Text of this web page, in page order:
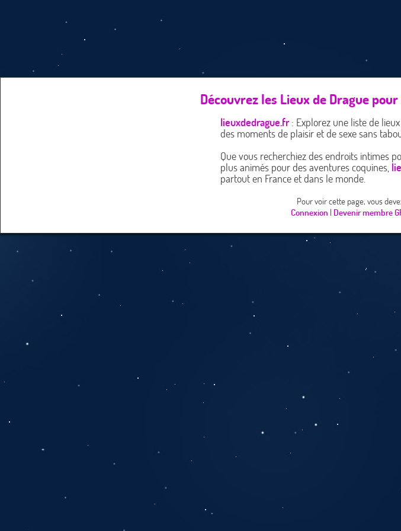
Découvrez les Lieux de Drague
lieuxdedrague.fr: Explorez une liste de
des moments de plaisir et de sexe sans
Que vous recherchiez des endroits intimes
plus animés pour des aventures coquines,
partout en France et dans le monde.
Pour voir cette page, vous
Connexion | Devenir membre